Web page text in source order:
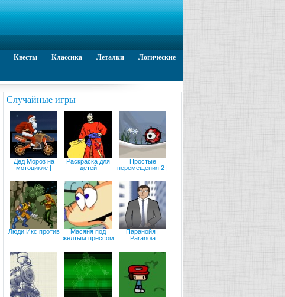
Квесты Классика Леталки
Логические
Случайные игры
Дед Мороз на
мотоцикле |
Раскраска для
детей
Простые
перемещения 2 |
Люди Икс против
Масяня под
желтым прессом
Паранойя |
Paranoia